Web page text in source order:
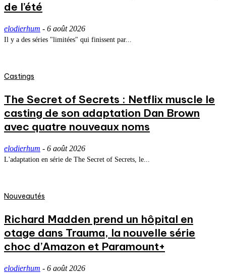
de l’été
elodierhum - 6 août 2026
Il y a des séries "limitées" qui finissent par...
Castings
The Secret of Secrets : Netflix muscle le
casting de son adaptation Dan Brown
avec quatre nouveaux noms
elodierhum - 6 août 2026
L'adaptation en série de The Secret of Secrets, le...
Nouveautés
Richard Madden prend un hôpital en
otage dans Trauma, la nouvelle série
choc d’Amazon et Paramount+
elodierhum - 6 août 2026